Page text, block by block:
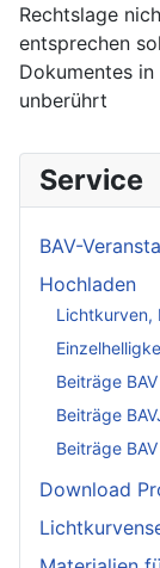
Rechtslage
entsprechen
Dokumentes
unberührt
Service
BAV-
Hochladen
Lichtkurven,
Beiträge
Beiträge
Beiträge
Download